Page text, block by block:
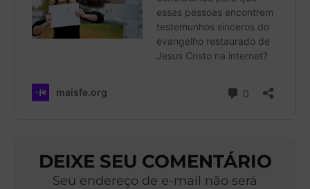
DEIXE SEU COMENTÁRIO
Seu endereço de e-mail não será